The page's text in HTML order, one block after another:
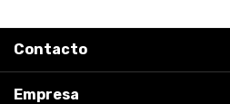
Contacto
Empresa